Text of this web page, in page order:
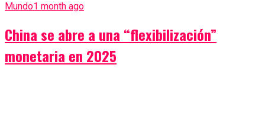
Mundo1 month ago
China se abre a una “flexibilización”
monetaria en 2025